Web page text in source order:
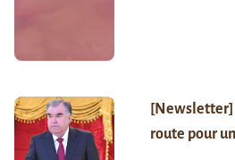
[Newsletter]
route pour